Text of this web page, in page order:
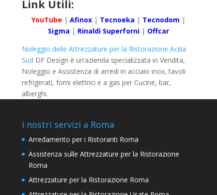
Link Utili:
YouTube | Afinox| Tecnoeka | Tecnodom |
Sigma | Rinaldi Superforni| Offcar
Noleggio delle Attrezzature per la Ristorazione Acilia
Sud DF Design è un’azienda specializzata in Vendita,
Noleggio e Assistenza di arredi in acciaio inox, tavoli
refrigerati, forni elettrici e a gas per Cucine, bar,
alberghi.
I nostri servizi a Roma
Arredamento per i Ristoranti Roma
Assistenza sulle Attrezzature per la Ristorazione
Roma
Attrezzature per la Ristorazione Roma